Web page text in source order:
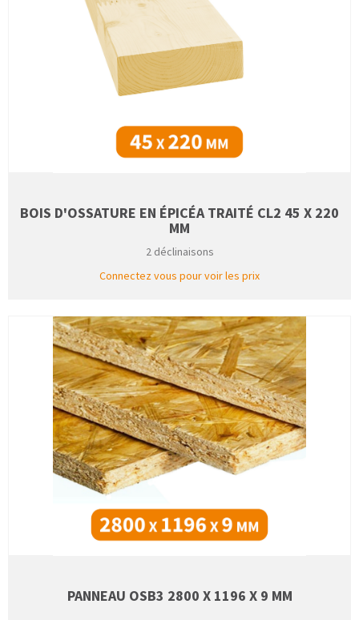
BOIS D'OSSATURE EN ÉPICÉA TRAITÉ CL2 45 X 220
MM
2 déclinaisons
Connectez vous pour voir les prix
PANNEAU OSB3 2800 X 1196 X 9 MM